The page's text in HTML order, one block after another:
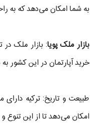
به شما امکان می‌دهد که به
بازار ملک پویا: بازار ملک
خرید آپارتمان در این کشور
طبیعت و تاریخ: ترکیه دارای
امکان می‌دهد تا از این تنوع و